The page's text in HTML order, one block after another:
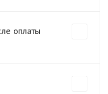
оплаты